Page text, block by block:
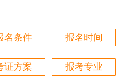
四个小时。一天要改300
自动给出每个人当天和专
，如果超过了15张，此人
评卷工作。大约有7成人
段
师讲的多非常好
课件准备充分也非常有耐
获，谢谢老师的付出和努
名条件 报名时间
证方案 报考专业